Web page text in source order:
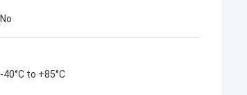
No
-40°C to +85°C